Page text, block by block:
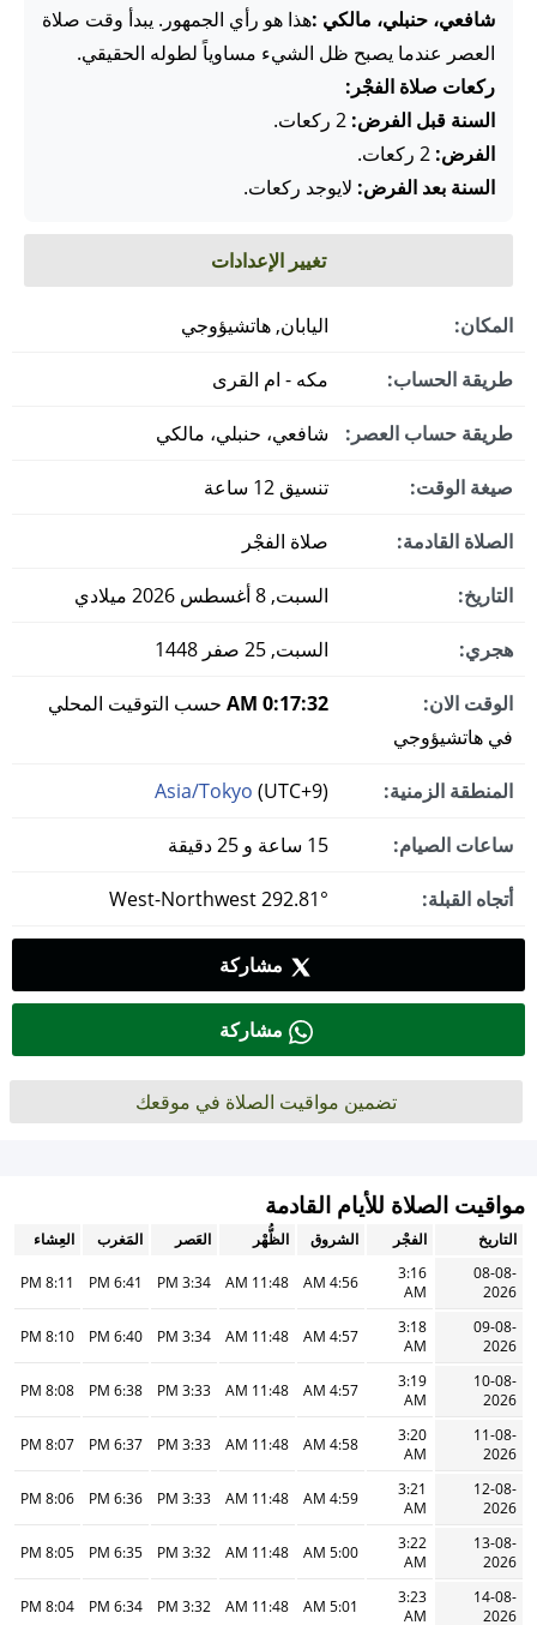
شافعي، حنبلي، مالكي :هذا هو رأي الجمهور. يبدأ وقت صلاة
العصر عندما يصبح ظل الشيء مساوياً لطوله الحقيقي.
ركعات صلاة الفجْر:
السنة قبل الفرض:
الفرض:
السنة بعد الفرض: لايوجد ركعات.
تغيير الإعدادات
المكان: اليابان, هاتشيؤوجي
طريقة الحساب: مكه - ام القرى
طريقة حساب العصر: شافعي، حنبلي، مالكي
صيغة الوقت: تنسيق 12 ساعة
الصلاة القادمة: صلاة الفجْر
التاريخ: السبت, 8 أغسطس 2026 ميلادي
هجري: السبت, 25 صفر 1448
الوقت الان: 0:17:32 AM
حسب التوقيت المحلي
في هاتشيؤوجي
المنطقة الزمنية: Asia/Tokyo (UTC+9)
ساعات الصيام:
أتجاه القبلة:
مشاركة
مشاركة
تضمين مواقيت الصلاة في موقعك
مواقيت الصلاة للأيام القادمة
التاريخ الفجْر الشروق الظُّهْر العَصر المَغرب
العِشاء
08-08-
2026
3:16
AM
4:56 AM
11:48 AM
3:34 PM
6:41 PM
8:11 PM
09-08-
2026
3:18
AM
4:57 AM
11:48 AM
3:34 PM
6:40 PM
8:10 PM
10-08-
2026
3:19
AM
4:57 AM
11:48 AM
3:33 PM
6:38 PM
8:08 PM
11-08-
2026
3:20
AM
4:58 AM
11:48 AM
3:33 PM
6:37 PM
8:07 PM
12-08-
2026
3:21
AM
4:59 AM
11:48 AM
3:33 PM
6:36 PM
8:06 PM
13-08-
2026
3:22
AM
5:00 AM
11:48 AM
3:32 PM
6:35 PM
8:05 PM
14-08-
2026
3:23
AM
5:01 AM
11:48 AM
3:32 PM
6:34 PM
8:04 PM